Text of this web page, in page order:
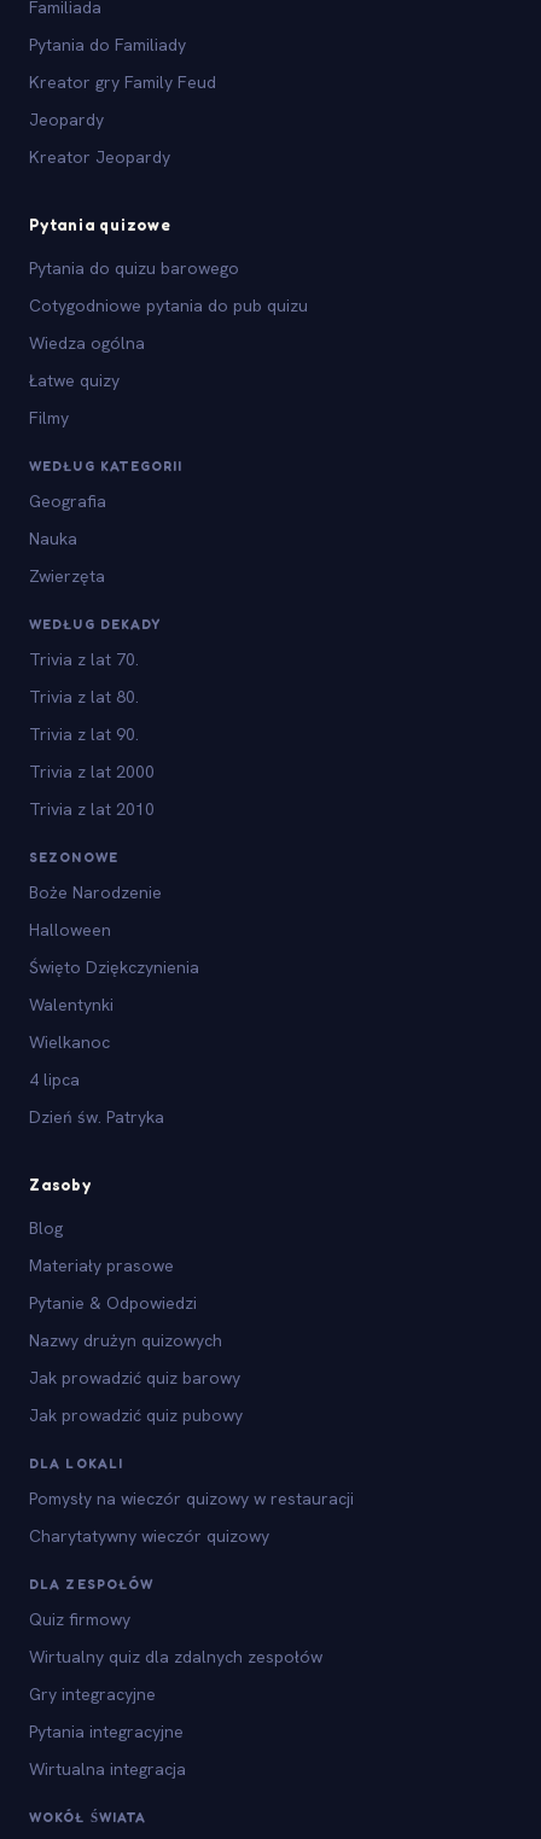
Familiada
Pytania do Familiady
Kreator gry Family Feud
Jeopardy
Kreator Jeopardy
Pytania quizowe
Pytania do quizu barowego
Cotygodniowe pytania do pub quizu
Wiedza ogólna
Łatwe quizy
Filmy
WEDŁUG KATEGORII
Geografia
Nauka
Zwierzęta
WEDŁUG DEKADY
Trivia z lat 70.
Trivia z lat 80.
Trivia z lat 90.
Trivia z lat 2000
Trivia z lat 2010
SEZONOWE
Boże Narodzenie
Halloween
Święto Dziękczynienia
Walentynki
Wielkanoc
4 lipca
Dzień św. Patryka
Zasoby
Blog
Materiały prasowe
Pytanie & Odpowiedzi
Nazwy drużyn quizowych
Jak prowadzić quiz barowy
Jak prowadzić quiz pubowy
DLA LOKALI
Pomysły na wieczór quizowy w restauracji
Charytatywny wieczór quizowy
DLA ZESPOŁÓW
Quiz firmowy
Wirtualny quiz dla zdalnych zespołów
Gry integracyjne
Pytania integracyjne
Wirtualna integracja
WOKÓŁ ŚWIATA